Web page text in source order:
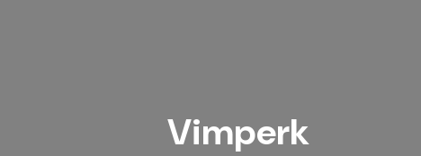
Vimperk